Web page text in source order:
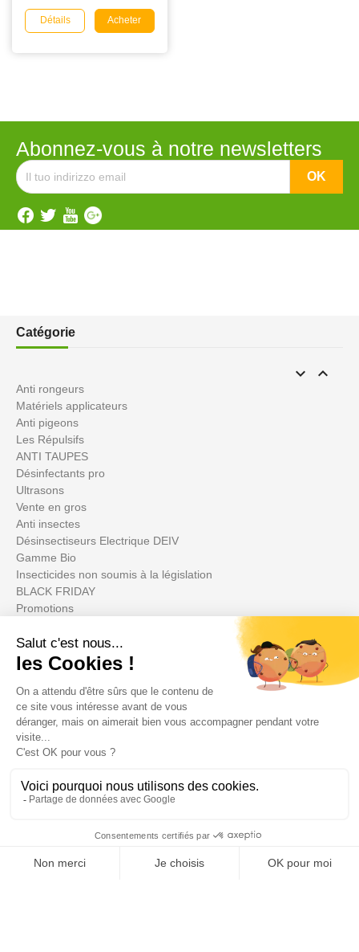
Détails Acheter
Abonnez-vous à notre newsletters
Catégorie
 
Anti rongeurs
Matériels applicateurs
Anti pigeons
Les Répulsifs
ANTI TAUPES
Désinfectants pro
Ultrasons
Vente en gros
Anti insectes
Désinsectiseurs Electrique DEIV
Gamme Bio
Insecticides non soumis à la législation
BLACK FRIDAY
Promotions
Il tuo account
Informations
